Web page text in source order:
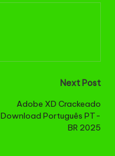
Next Post
Adobe XD Crackeado
Download Português PT-
BR 2025